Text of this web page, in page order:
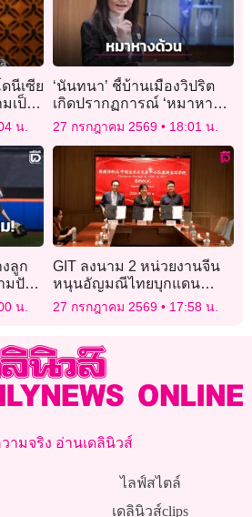
นีเซีย
เป็น
งิน
น.
‘นันทนา’ ชี้บ้านเมืองวิปริต
เกิดปรากฏการณ์ ‘หมาหาง
ด้วน’ หลังปมโกง สว.จุดติด
27 กรกฎาคม 2569 18:01 น.
งลูก
มปัง
น.
GIT ลงนาม 2 หน่วยงานจีน
หนุนอัญมณีไทยบุกแดน
มังกร ช่วยแบบครบวงจร
27 กรกฎาคม 2569 17:58 น.
ามจริง อ่านเดลินิวส์
ไลฟ์สไตล์
เดลินิวส์clips